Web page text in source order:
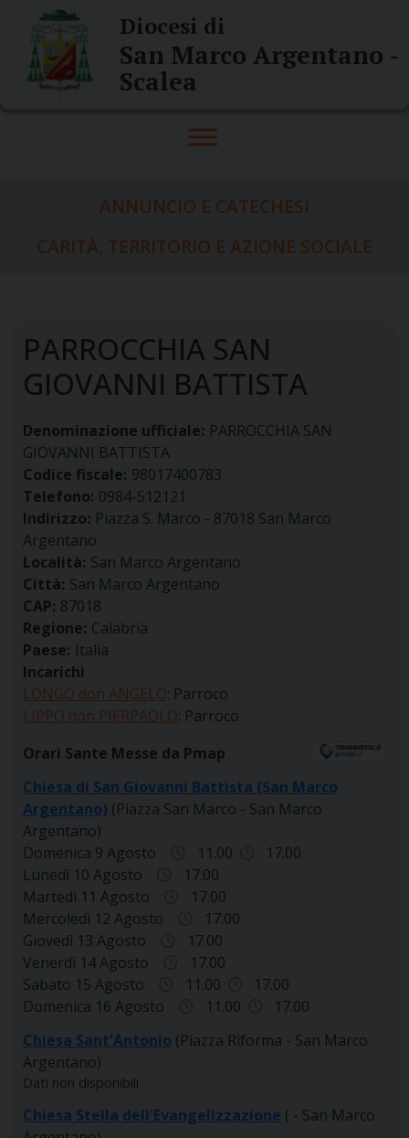
content
Diocesi di
San Marco Argentano -
Scalea
ANNUNCIO E CATECHESI
CARITÀ, TERRITORIO E AZIONE SOCIALE
PARROCCHIA SAN
GIOVANNI BATTISTA
Denominazione ufficiale: PARROCCHIA SAN
GIOVANNI BATTISTA
Codice fiscale: 98017400783
Telefono: 0984-512121
Indirizzo: Piazza S. Marco - 87018 San Marco
Argentano
Località: San Marco Argentano
Città: San Marco Argentano
CAP: 87018
Regione: Calabria
Paese: Italia
Incarichi
LONGO don ANGELO: Parroco
LIPPO don PIERPAOLO: Parroco
Orari Sante Messe da Pmap
Chiesa di San Giovanni Battista (San Marco
Argentano) (Piazza San Marco - San Marco
Argentano)
Domenica 9 Agosto
11.00
17.00
Lunedì 10 Agosto
17.00
Martedì 11 Agosto
17.00
Mercoledì 12 Agosto
17.00
Giovedì 13 Agosto
17.00
Venerdì 14 Agosto
17.00
Sabato 15 Agosto
11.00
17.00
Domenica 16 Agosto
11.00
17.00
Chiesa Sant'Antonio (Piazza Riforma - San Marco
Argentano)
Dati non disponibili
Chiesa Stella dell'Evangelizzazione ( - San Marco